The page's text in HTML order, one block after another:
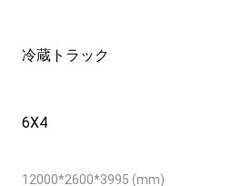
冷蔵トラック
6X4
12000*2600*3995 (mm)